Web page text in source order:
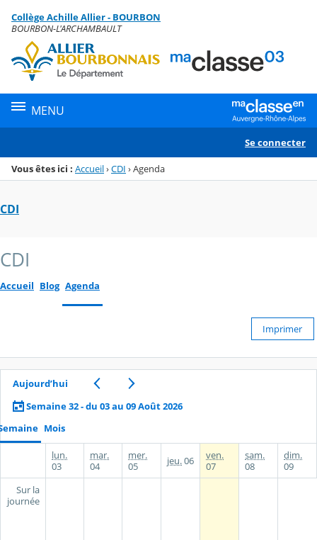
Menu de la rubrique
Contenu
Collège Achille Allier - BOURBON
BOURBON-L'ARCHAMBAULT
MENU
Se connecter
Vous êtes ici : Accueil›CDI ›Agenda
CDI
CDI
Accueil Blog Agenda
Imprimer
Aujourd’hui
Semaine 32 - du 03 au 09 Août 2026
Mois
lun.
03
mar.
04
mer.
05
jeu.06
ven.
07
sam.
08
dim.
09
Sur la
journée